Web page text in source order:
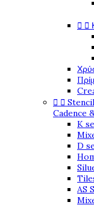
 
 
Cadence
K
D
AS